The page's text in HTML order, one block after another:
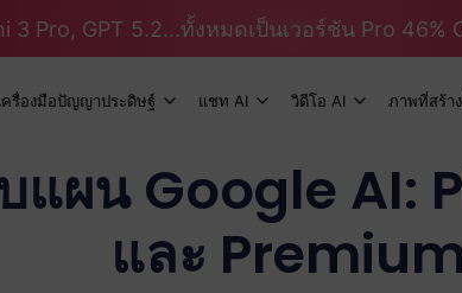
3 Pro, GPT 5.2...ทั้งหมดเป็นเวอร์ชัน Pro 46%
ครื่องมือปัญญาประดิษฐ์ แชท AI วิดีโอ AI ภาพที่สร้า
แผน Google AI:
และ